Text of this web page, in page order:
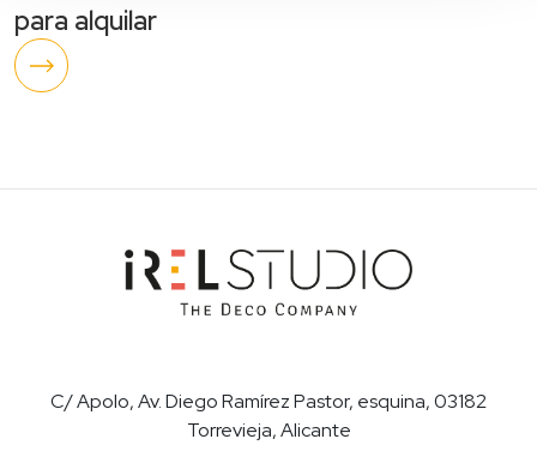
para alquilar
C/ Apolo, Av. Diego Ramírez Pastor, esquina, 03182
Torrevieja, Alicante